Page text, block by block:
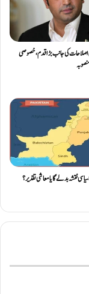
اصلاحات کی جانب بڑا قدم، خصوصی
نقشہ بدلے گا یا معاشی تقدیر؟